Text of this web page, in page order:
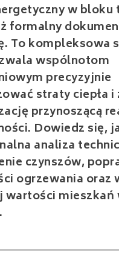
w bloku
formalny
To kompleksowa
wspólnotom
precyzyjnie
straty ciepła
przynoszącą
Dowiedz się,
analiza
czynszów,
ogrzewania oraz
wartości mieszkań